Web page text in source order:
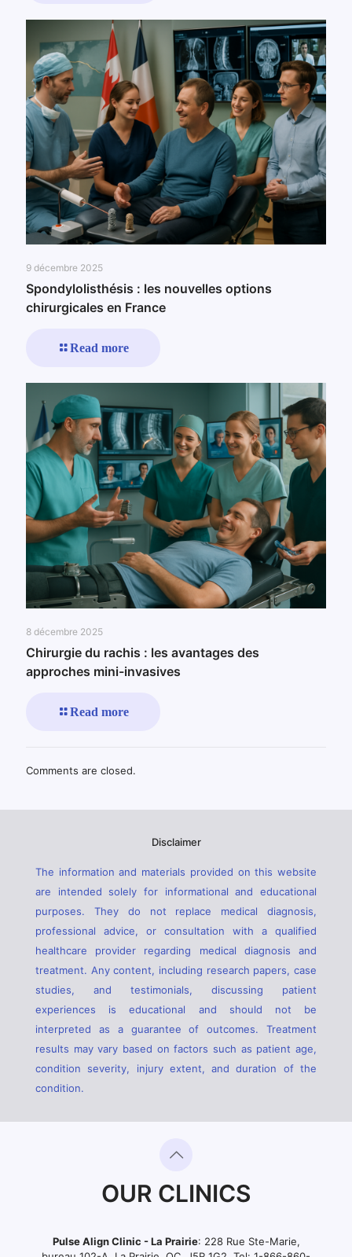
9 décembre 2025
Spondylolisthésis : les nouvelles options
chirurgicales en France
Read more
8 décembre 2025
Chirurgie du rachis : les avantages des
approches mini-invasives
Read more
Comments are closed.
Disclaimer
The information and materials provided on this website
are intended solely for informational and educational
purposes. They do not replace medical diagnosis,
professional advice, or consultation with a qualified
healthcare provider regarding medical diagnosis and
treatment. Any content, including research papers, case
studies, and testimonials, discussing patient
experiences is educational and should not be
interpreted as a guarantee of outcomes. Treatment
results may vary based on factors such as patient age,
condition severity, injury extent, and duration of the
condition.
OUR CLINICS
Pulse Align Clinic - La Prairie: 228 Rue Ste-Marie,